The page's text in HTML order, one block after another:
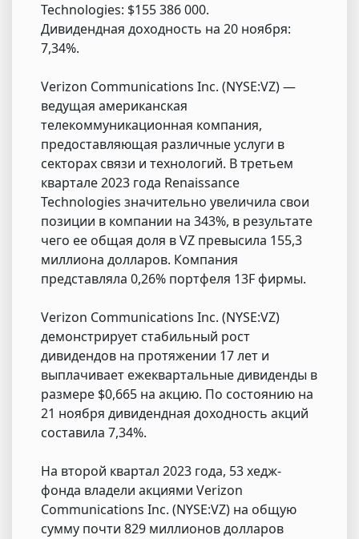
Technologies: $155 386 000.
Дивидендная доходность на 20 ноября:
7,34%.
Verizon Communications Inc. (NYSE:VZ) —
ведущая американская
телекоммуникационная компания,
предоставляющая различные услуги в
секторах связи и технологий. В третьем
квартале 2023 года Renaissance
Technologies значительно увеличила свои
позиции в компании на 343%, в результате
чего ее общая доля в VZ превысила 155,3
миллиона долларов. Компания
представляла 0,26% портфеля 13F фирмы.
Verizon Communications Inc. (NYSE:VZ)
демонстрирует стабильный рост
дивидендов на протяжении 17 лет и
выплачивает ежеквартальные дивиденды в
размере $0,665 на акцию. По состоянию на
21 ноября дивидендная доходность акций
составила 7,34%.
На второй квартал 2023 года, 53 хедж-
фонда владели акциями Verizon
Communications Inc. (NYSE:VZ) на общую
сумму почти 829 миллионов долларов